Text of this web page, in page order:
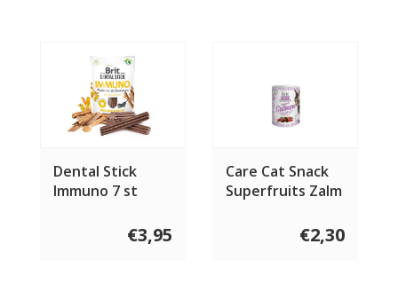
Dental Stick
Immuno 7 st
€3,95
Care Cat Snack
Superfruits Zalm
€2,30